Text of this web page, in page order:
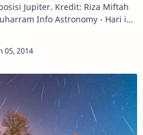
Jupiter. Kredit: Riza Miftah
Info Astronomy - Hari ini
surya kita. Para astron…